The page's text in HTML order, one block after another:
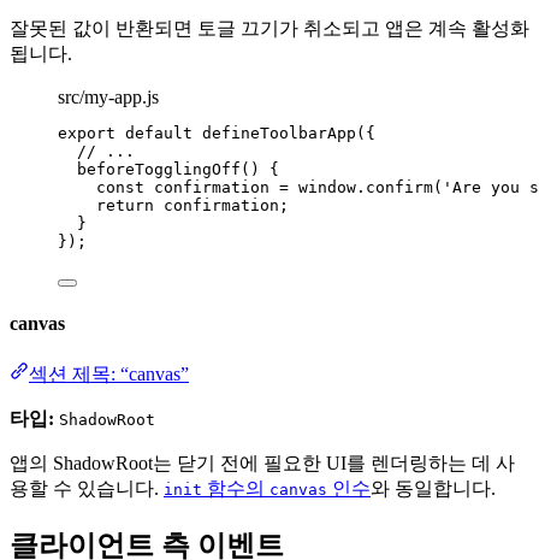
잘못된 값이 반환되면 토글 끄기가 취소되고 앱은 계속 활성화
됩니다.
src/my-app.js
export default defineToolbarApp ({
// ...
beforeTogglingOff ()
{
const
confirmation = window . confirm( ' Are you
return confirmation;
}
});
canvas
섹션 제목: “canvas”
타입: ShadowRoot
앱의 ShadowRoot는 닫기 전에 필요한 UI를 렌더링하는 데 사
용할 수 있습니다. init 함수의 canvas 인수와 동일합니다.
클라이언트 측 이벤트